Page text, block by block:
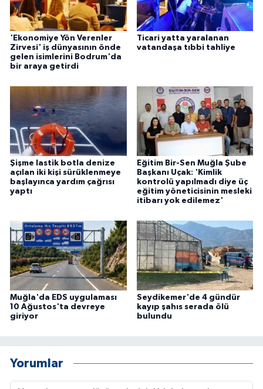
'Ekonomiye Yön Verenler
Zirvesi' iş dünyasının önde
gelen isimlerini Bodrum'da
bir araya getirdi
Ticari yatta yaralanan
vatandaşa tıbbi tahliye
Şişme lastik botla denize
açılan iki kişi sürüklenmeye
başlayınca yardım çağrısı
yaptı
Eğitim Bir-Sen Muğla Şube
Başkanı Uçak: 'Kimlik
kontrolü yapılmadı diye üç
eğitim yöneticisinin mesleki
itibarı yok edilemez'
Muğla'da EDS uygulaması
10 Ağustos'ta devreye
giriyor
Seydikemer'de 4 gündür
kayıp şahıs serada ölü
bulundu
Yorumlar